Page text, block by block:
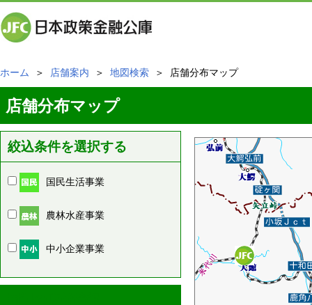
ホーム ＞ 店舗案内 ＞ 地図検索 ＞ 店舗分布マップ
店舗分布マップ
絞込条件を選択する
国民生活事業
農林水産事業
中小企業事業